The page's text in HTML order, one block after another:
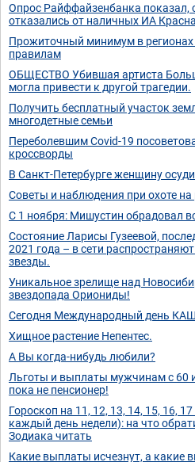
Опрос Райффайзенбанка показал,
отказались от наличных ИА
Прожиточный минимум в регионах
правилам
ОБЩЕСТВО Убившая артиста
могла привести к другой трагедии.
Получить бесплатный участок
многодетные семьи
Переболевшим Covid-19
кроссворды
В Санкт-Петербурге женщину
Советы и наблюдения при охоте на
С 1 ноября: Мишустин обрадовал
Состояние Ларисы Гузеевой,
2021 года – в сети
звезды.
Уникальное зрелище над
звездопада Ориониды!
Сегодня Международный день
Хищное растение Непентес.
А Вы когда-нибудь любили?
Льготы и выплаты мужчинам с 60
пока не пенсионер!
Гороскоп на 11, 12, 13, 14, 15, 16,
каждый день недели): на что
Зодиака читать
Какие выплаты исчезнут, а какие